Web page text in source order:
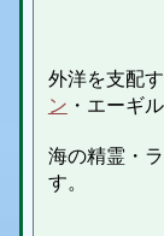
外洋を支配す
ン ・エーギ
海の精霊・
す。